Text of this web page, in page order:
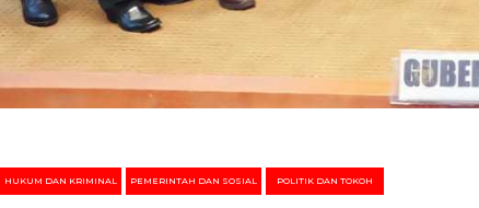
HUKUM DAN KRIMINAL PEMERINTAH DAN SOSIAL POLITIK DAN TOKOH